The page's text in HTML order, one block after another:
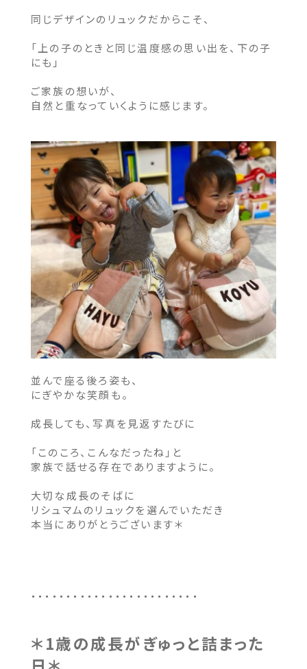
同じデザインのリュックだからこそ、
「上の子のときと同じ温度感の思い出を、下の子
にも」
ご家族の想いが、
自然と重なっていくように感じます。
並んで座る後ろ姿も、
にぎやかな笑顔も。
成長しても、写真を見返すたびに
「このころ、こんなだったね」と
家族で話せる存在でありますように。
大切な成長のそばに
リシュマムのリュックを選んでいただき
本当にありがとうございます＊
・・・・・・・・・・・・・・・・・・・・・・・・
＊1歳の成長がぎゅっと詰まった